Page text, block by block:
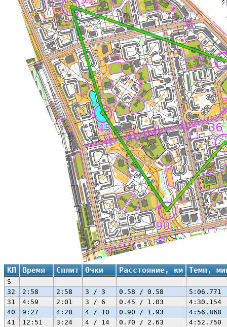
КП Время Сплит Очки Расстояние, км Темп,
S
32
2:58 2:58 3 / 3 0.58 / 0.58
5:06.771
31
4:59 2:01 3 / 6 0.45 / 1.03
4:30.154
40
9:27 4:28 4 / 10 0.90 / 1.93
4:56.868
41
12:51 3:24 4 / 14 0.70 / 2.63
4:52.750